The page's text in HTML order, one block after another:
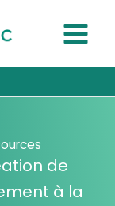
de
à la